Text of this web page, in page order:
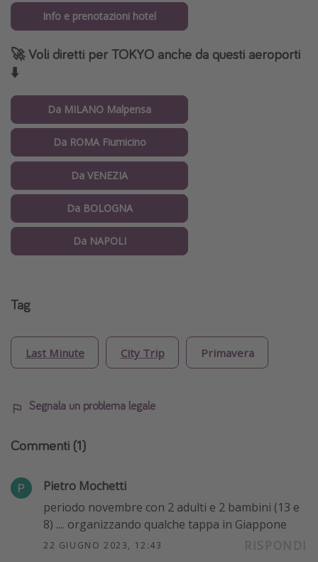
Info e prenotazioni hotel
🚀 Voli diretti per TOKYO anche da questi aeroporti
⬇️
Da MILANO Malpensa
Da ROMA Fiumicino
Da VENEZIA
Da BOLOGNA
Da NAPOLI
Tag
Last Minute City Trip Primavera
Segnala un problema legale
Commenti (1)
Pietro Mochetti
periodo novembre con 2 adulti e 2 bambini (13 e
8) .... organizzando qualche tappa in Giappone
22 GIUGNO 2023, 12:43